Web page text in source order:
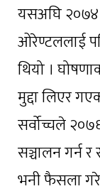
यसअघि
ओरेण्टललाई
थियो ।
मुद्दा लिएर
सर्वोच्चले
सञ्चालन गर्न
भनी फैसला